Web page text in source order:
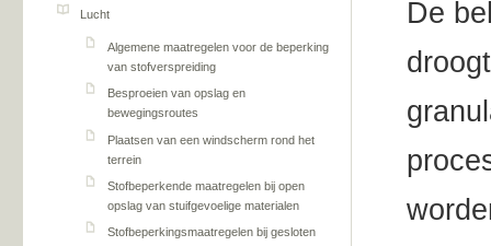
Lucht
Algemene maatregelen voor de beperking
van stofverspreiding
Besproeien van opslag en
bewegingsroutes
Plaatsen van een windscherm rond het
terrein
Stofbeperkende maatregelen bij open
opslag van stuifgevoelige materialen
Stofbeperkingsmaatregelen bij gesloten
De